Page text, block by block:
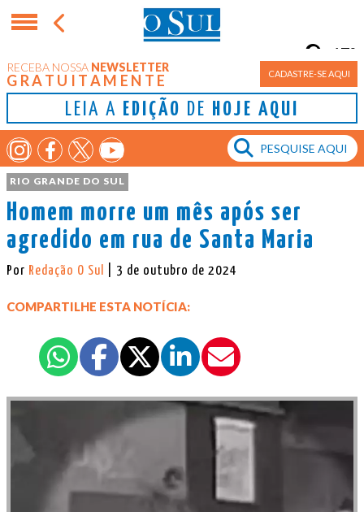
RECEBA NOSSA NEWSLETTER
GRATUITAMENTE CADASTRE-SE AQUI
LEIA A EDIÇÃO DE HOJE AQUI
Porto Alegre
17°
RIO GRANDE DO SUL
Homem morre um mês após ser
agredido em rua de Santa Maria
Por Redação O Sul | 3 de outubro de 2024
COMPARTILHE ESTA NOTÍCIA: